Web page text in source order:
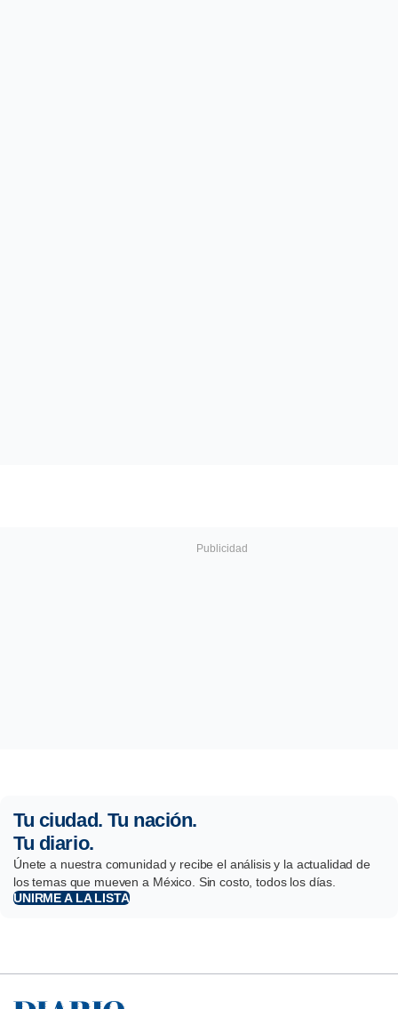
Tu ciudad. Tu nación.
Tu diario.
Únete a nuestra comunidad y recibe el análisis y la actualidad de
los temas que mueven a México. Sin costo, todos los días.
UNIRME A LA LISTA